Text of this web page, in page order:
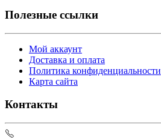
Полезные ссылки
Мой аккаунт
Доставка и оплата
Политика конфиденциальности
Карта сайта
Контакты